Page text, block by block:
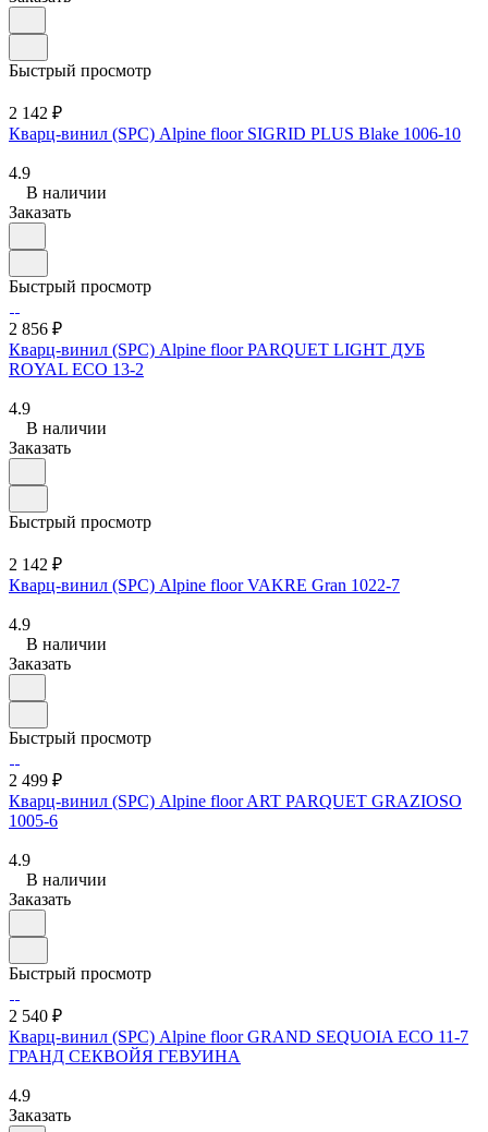
Быстрый просмотр
2 142 ₽
Кварц-винил (SPC) Alpine floor SIGRID PLUS Blake 1006-10
4.9
В наличии
Заказать
Быстрый просмотр
2 856 ₽
Кварц-винил (SPC) Alpine floor PARQUET LIGHT ДУБ
ROYAL ЕСО 13-2
4.9
В наличии
Заказать
Быстрый просмотр
2 142 ₽
Кварц-винил (SPC) Alpine floor VAKRE Gran 1022-7
4.9
В наличии
Заказать
Быстрый просмотр
2 499 ₽
Кварц-винил (SPC) Alpine floor ART PARQUET GRAZIOSO
1005-6
4.9
В наличии
Заказать
Быстрый просмотр
2 540 ₽
Кварц-винил (SPC) Alpine floor GRAND SEQUOIA ECO 11-7
ГРАНД СЕКВОЙЯ ГЕВУИНА
4.9
Заказать